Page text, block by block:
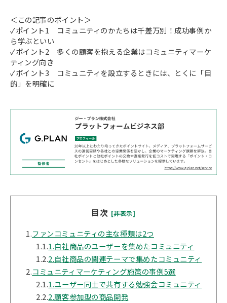
＜この記事のポイント＞
✓ポイント1 コミュニティのかたちは千差万別！成功事例か
ら学ぶといい
✓ポイント2 多くの顧客を抱える企業はコミュニティマーケ
ティング向き
✓ポイント3 コミュニティを設立するときには、とくに「目
的」を明確に
目次 [非表示]
1.ファンコミュニティの主な種類は2つ
1.1.1.自社商品のユーザーを集めたコミュニティ
1.2.2.自社商品の関連テーマで集めたコミュニティ
2.コミュニティマーケティング施策の事例5選
2.1.1.ユーザー同士で共有する勉強会コミュニティ
2.2.2.顧客参加型の商品開発